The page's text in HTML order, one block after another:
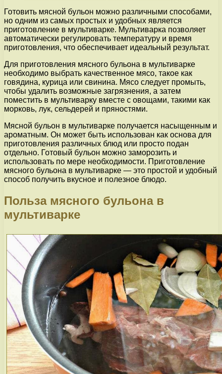
Готовить мясной бульон можно различными способами,
но одним из самых простых и удобных является
приготовление в мультиварке. Мультиварка позволяет
автоматически регулировать температуру и время
приготовления, что обеспечивает идеальный результат.
Для приготовления мясного бульона в мультиварке
необходимо выбрать качественное мясо, такое как
говядина, курица или свинина. Мясо следует промыть,
чтобы удалить возможные загрязнения, а затем
поместить в мультиварку вместе с овощами, такими как
морковь, лук, сельдерей и пряностями.
Мясной бульон в мультиварке получается насыщенным и
ароматным. Он может быть использован как основа для
приготовления различных блюд или просто подан
отдельно. Готовый бульон можно заморозить и
использовать по мере необходимости. Приготовление
мясного бульона в мультиварке — это простой и удобный
способ получить вкусное и полезное блюдо.
Польза мясного бульона в
мультиварке